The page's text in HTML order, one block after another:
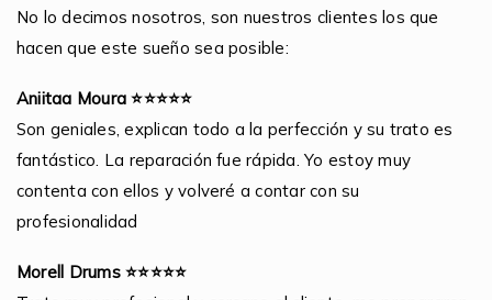
No lo decimos nosotros, son nuestros clientes los que
hacen que este sueño sea posible:
Aniitaa Moura ⭐⭐⭐⭐⭐
Son geniales, explican todo a la perfección y su trato es
fantástico. La reparación fue rápida. Yo estoy muy
contenta con ellos y volveré a contar con su
profesionalidad
Morell Drums ⭐⭐⭐⭐⭐